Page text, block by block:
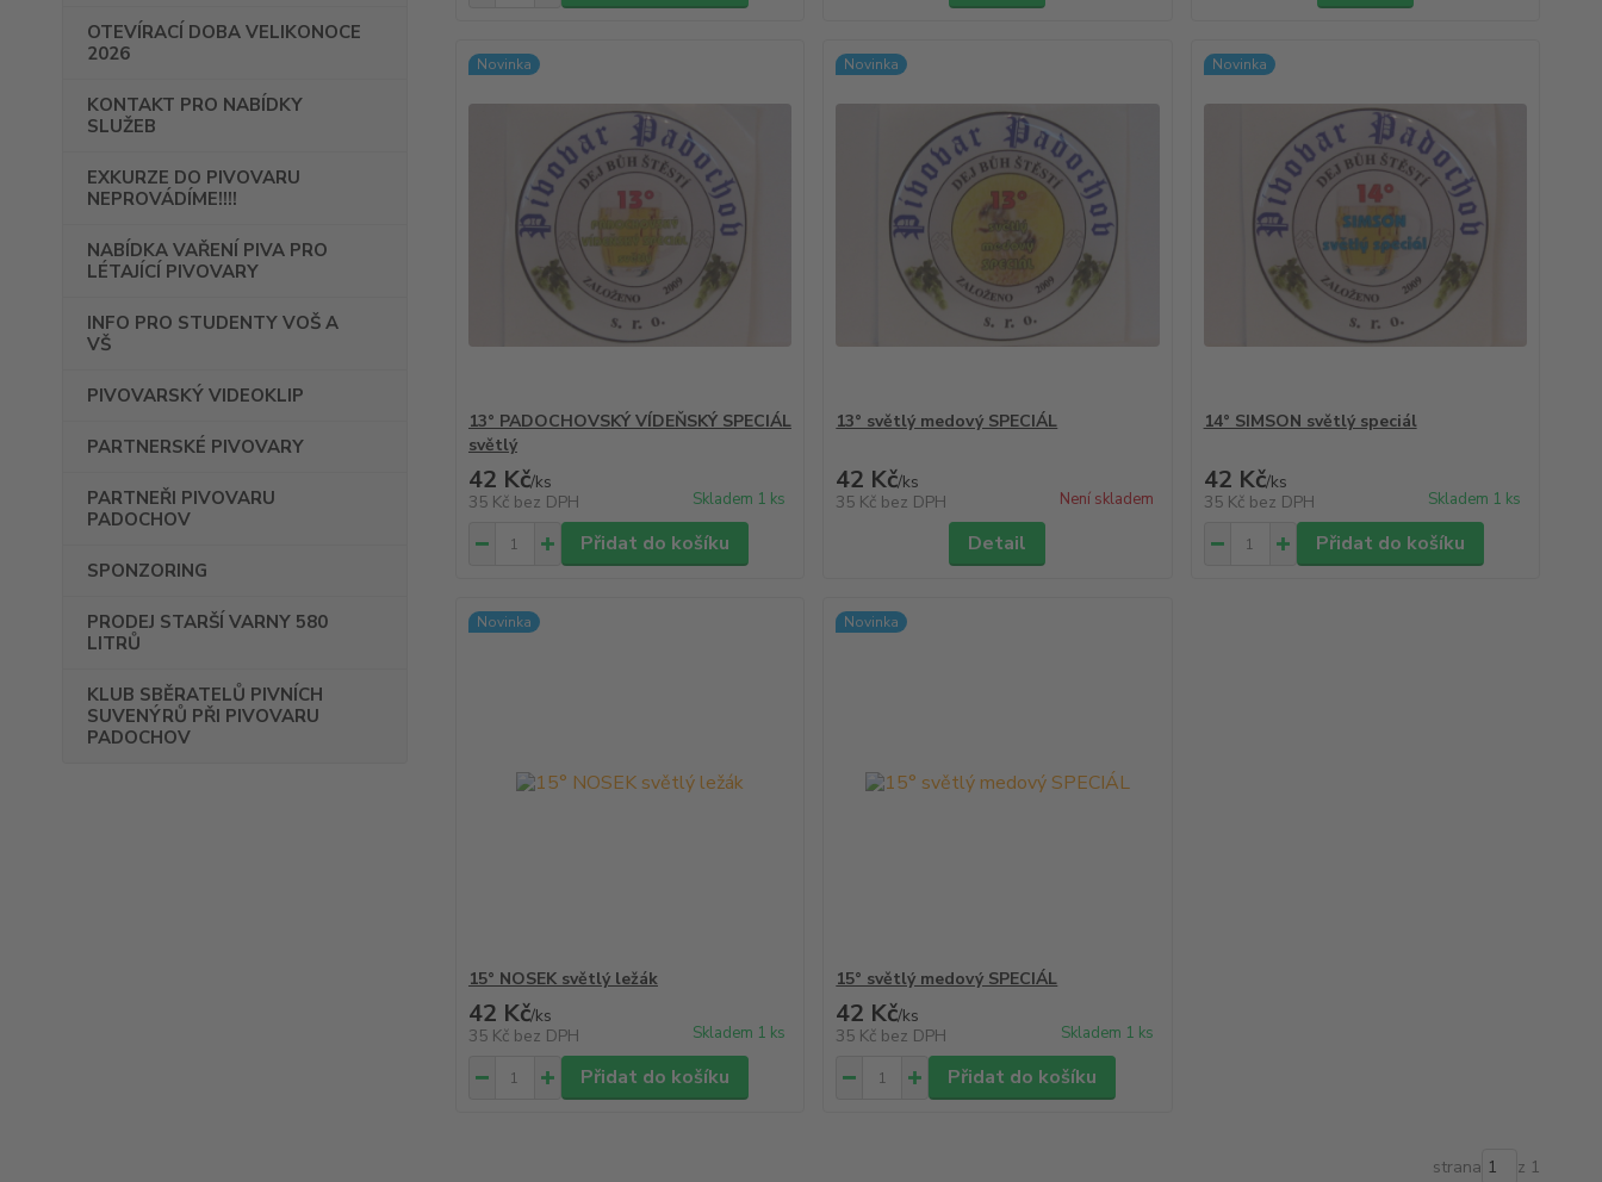
OTEVÍRACÍ DOBA VELIKONOCE
2026
KONTAKT PRO NABÍDKY
SLUŽEB
EXKURZE DO PIVOVARU
NEPROVÁDÍME!!!!
NABÍDKA VAŘENÍ PIVA PRO
LÉTAJÍCÍ PIVOVARY
INFO PRO STUDENTY VOŠ A
VŠ
PIVOVARSKÝ VIDEOKLIP
PARTNERSKÉ PIVOVARY
PARTNEŘI PIVOVARU
PADOCHOV
SPONZORING
PRODEJ STARŠÍ VARNY 580
LITRŮ
KLUB SBĚRATELŮ PIVNÍCH
SUVENÝRŮ PŘI PIVOVARU
PADOCHOV
Novinka
13° PADOCHOVSKÝ VÍDEŇSKÝ SPECIÁL
světlý
42 Kč/ks
35 Kč bez DPH Skladem 1 ks
Přidat do košíku
Novinka
13° světlý medový SPECIÁL
42 Kč/ks
35 Kč bez DPH Není skladem
Detail
Novinka
14° SIMSON světlý speciál
42 Kč/ks
35 Kč bez DPH Skladem 1 ks
Přidat do košíku
Novinka
15° NOSEK světlý ležák
42 Kč/ks
35 Kč bez DPH Skladem 1 ks
Přidat do košíku
Novinka
15° světlý medový SPECIÁL
42 Kč/ks
35 Kč bez DPH Skladem 1 ks
Přidat do košíku
strana z 1